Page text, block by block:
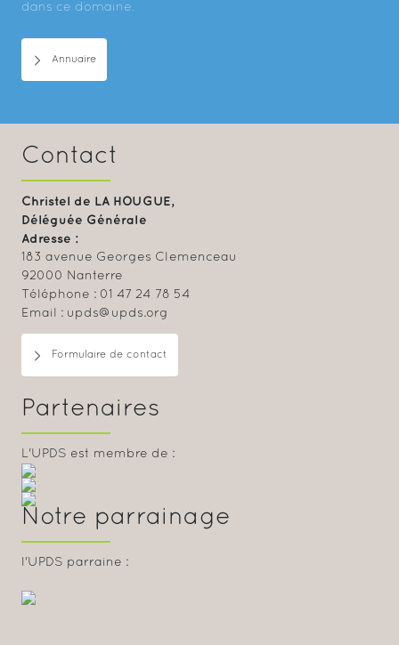
dans ce domaine.
Annuaire
Contact
Christel de LA HOUGUE,
Déléguée Générale
Adresse :
183 avenue Georges Clemenceau
92000 Nanterre
Téléphone : 01 47 24 78 54
Email : upds@upds.org
Formulaire de contact
Partenaires
L'UPDS est membre de :
Notre parrainage
l'UPDS parraine :